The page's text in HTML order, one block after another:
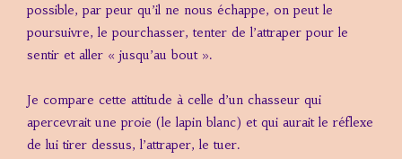
possible, par peur qu’il ne nous échappe, on peut le
poursuivre, le pourchasser, tenter de l’attraper pour le
sentir et aller « jusqu’au bout ».
Je compare cette attitude à celle d’un chasseur qui
apercevrait une proie (le lapin blanc) et qui aurait le réflexe
de lui tirer dessus, l’attraper, le tuer.